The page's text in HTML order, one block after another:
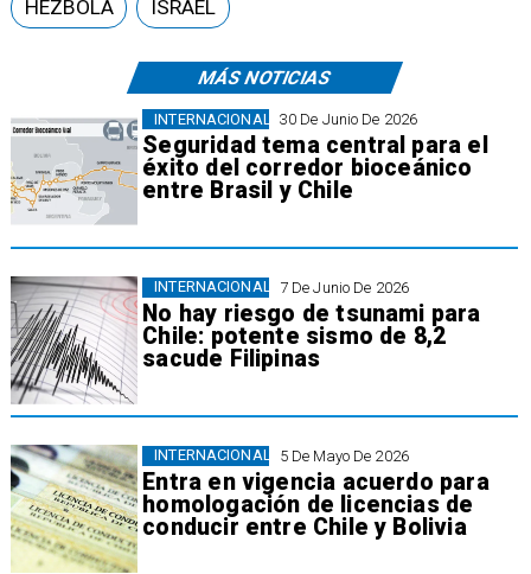
MÁS NOTICIAS
30 De Junio De 2026
Seguridad tema central para el
éxito del corredor bioceánico
entre Brasil y Chile
INTERNACIONAL
7 De Junio De 2026
No hay riesgo de tsunami para
Chile: potente sismo de 8,2
sacude Filipinas
INTERNACIONAL
5 De Mayo De 2026
Entra en vigencia acuerdo para
homologación de licencias de
conducir entre Chile y Bolivia
INTERNACIONAL
HEZBOLÁ ISRAEL